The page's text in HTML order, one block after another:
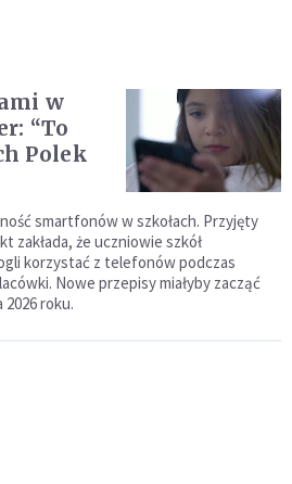
w
“To
Polek
smartfonów w szkołach. Przyjęty
zakłada, że uczniowie szkół
korzystać z telefonów podczas
Nowe przepisy miałyby zacząć
roku.